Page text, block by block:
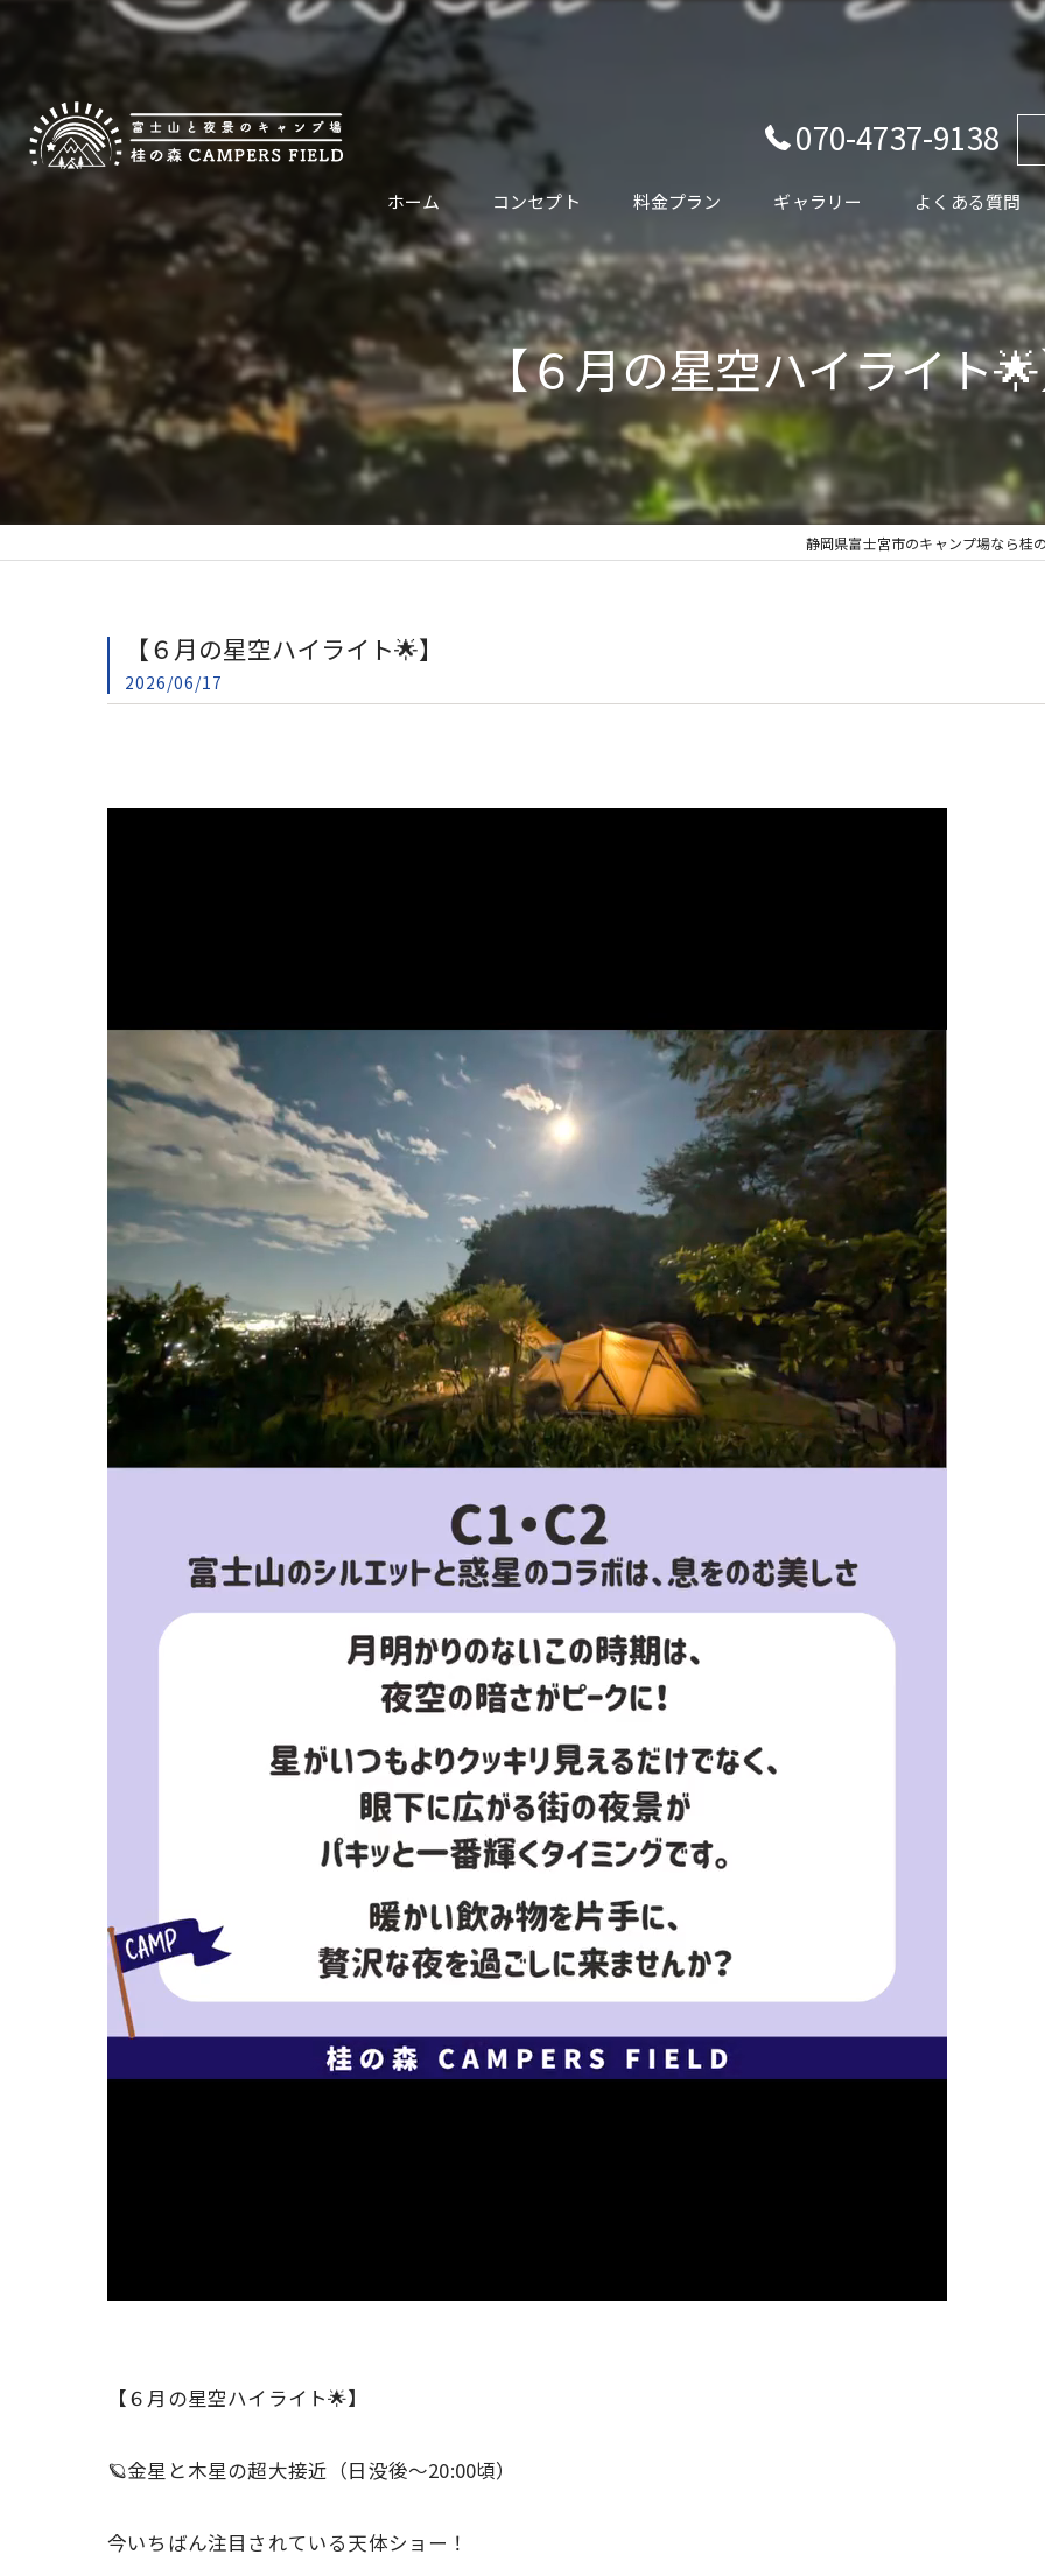
070-4737-9138
ホーム コンセプト
代表あいさつ
料金プラン ギャラリー よくある質問
【６月の星空ハイライト
静岡県富士宮市のキャンプ場なら桂
【６月の星空ハイライト🌟】
2026/06/17
【６月の星空ハイライト🌟】
🪐金星と木星の超大接近（日没後〜20:00頃）
今いちばん注目されている天体ショー！